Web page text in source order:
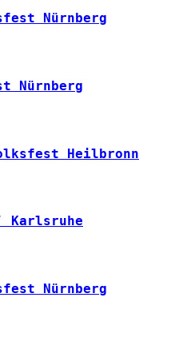
Nürnberg
Nürnberg
Heilbronn
Karlsruhe
Nürnberg